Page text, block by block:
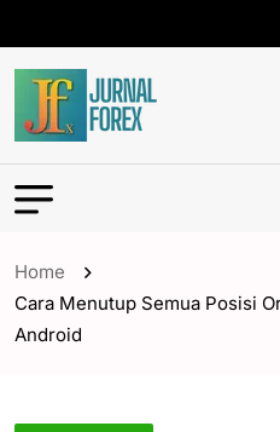
Home
Cara Menutup Semua Posisi
Android